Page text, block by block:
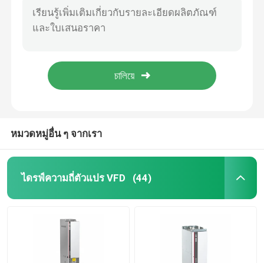
ตัวแปลงความถี่ตัวแปร
เวกเตอร์ความถี่อินเวอร์เตอร์
อินเวอร์เตอร์ไดรฟ์ความถี่
การขับเคลื่อนความถี่ที่เปลี่ยนแปลงสําหรับเครน
สถานีชาร์จ EV ที่เก็บพลังงานที่สามารถปรับปรุงได้
เครื่องมือเพิ่มประสิทธิภาพพลังงานแสงอาทิตย์
เครื่องขับเคลื่อนความถี่แปรความถี่และ Inverter
หมวดหมู่อื่น ๆ จากเรา
ไดรฟ์ความถี่ตัวแปร VFD (44)